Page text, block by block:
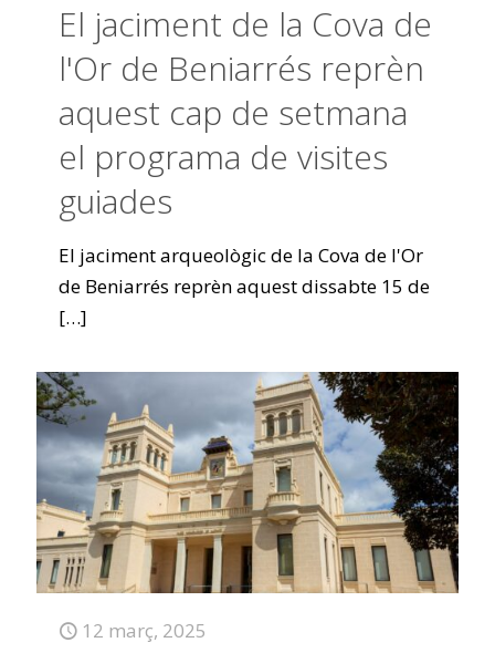
El jaciment de la Cova de
l'Or de Beniarrés reprèn
aquest cap de setmana
el programa de visites
guiades
El jaciment arqueològic de la Cova de l'Or
de Beniarrés reprèn aquest dissabte 15 de
[…]
12 març, 2025